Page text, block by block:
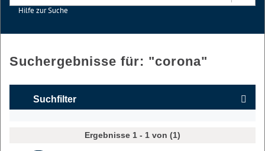
Hilfe zur Suche
Suchergebnisse für: "corona"
Suchfilter
Ergebnisse 1 - 1 von (1)